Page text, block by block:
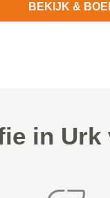
BEKIJK &
in